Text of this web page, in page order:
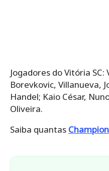
Jogadores do Vitória SC:
Borevkovic, Villanueva,
Handel; Kaio César,
Oliveira.
Saiba quantas